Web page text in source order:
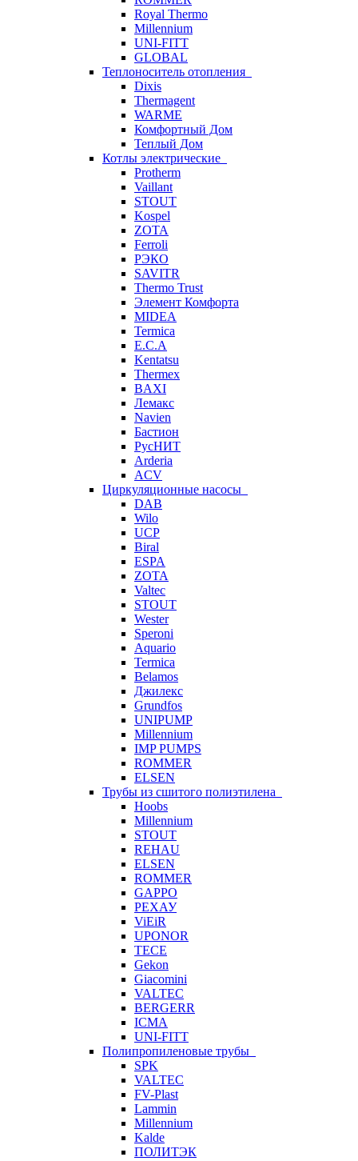
Royal Thermo
Millennium
UNI-FITT
GLOBAL
Теплоноситель отопления
Dixis
Thermagent
WARME
Комфортный Дом
Теплый Дом
Котлы электрические
Protherm
Vaillant
STOUT
Kospel
ZOTA
Ferroli
РЭКО
SAVITR
Thermo Trust
Элемент Комфорта
MIDEA
Termica
E.C.A
Kentatsu
Thermex
BAXI
Лемакс
Navien
Бастион
РусНИТ
Arderia
ACV
Циркуляционные насосы
DAB
Wilo
UCP
Biral
ESPA
ZOTA
Valtec
STOUT
Wester
Speroni
Aquario
Termica
Belamos
Джилекс
Grundfos
UNIPUMP
Millennium
IMP PUMPS
ROMMER
ELSEN
Трубы из сшитого полиэтилена
Hoobs
Millennium
STOUT
REHAU
ELSEN
ROMMER
GAPPO
РЕХАУ
ViEiR
UPONOR
TECE
Gekon
Giacomini
VALTEC
BERGERR
ICMA
UNI-FITT
Полипропиленовые трубы
SPK
VALTEC
FV-Plast
Lammin
Millennium
Kalde
ПОЛИТЭК